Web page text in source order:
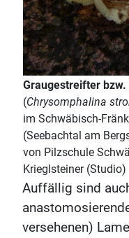
Graugestreifter
(Chrysomphalina
im Schwäbisch-
(Seebachtal am
von Pilzschule
Krieglsteiner (Studio)
Auffällig sind
versehenen)